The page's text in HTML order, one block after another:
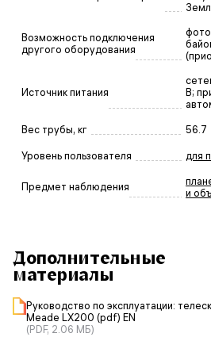
Возможность подключения
другого оборудования
Источник питания
В;
Вес трубы, кг 56.7
Уровень пользователя для
Предмет наблюдения
и
Дополнительные
материалы
Руководство по эксплуатации:
Meade LX200 (pdf) EN
(PDF, 2.06 МБ)